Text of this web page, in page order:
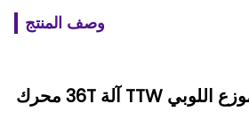
وصف المنتج
NCR ATM أجزاء موزع اللوبي TTW آلة 36T محرك